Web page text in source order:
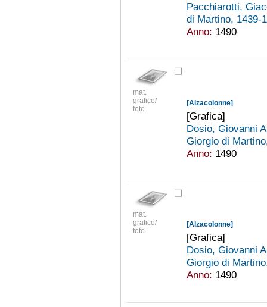
Pacchiarotti,
di Martino, 1439-
Anno: 1490
mat.
grafico/
foto
[Alzacolonne]
[Grafica]
Dosio, Giovanni
Giorgio di
Anno: 1490
mat.
grafico/
foto
[Alzacolonne]
[Grafica]
Dosio, Giovanni
Giorgio di
Anno: 1490